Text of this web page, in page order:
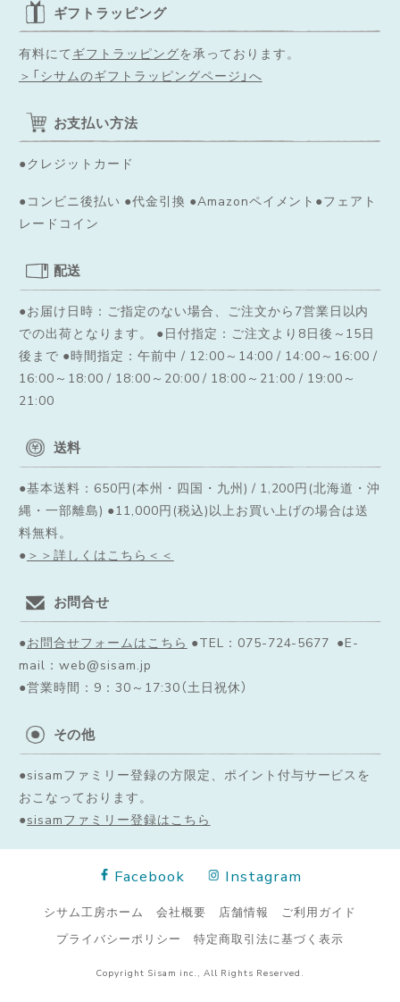
ギフトラッピング
有料にて ギフトラッピングを承っております。
＞「シサムのギフトラッピングページ」へ
お支払い方法
●クレジットカード
●コンビニ後払い ●代金引換 ●Amazonペイメント●フェアト
レードコイン
配送
●お届け日時：ご指定のない場合、ご注文から7営業日以内
での出荷となります。
●日付指定：ご注文より8日後～15日
後まで ●時間指定：午前中 / 12:00～14:00 / 14:00～16:00 /
16:00～18:00 / 18:00～20:00 / 18:00～21:00 / 19:00～
21:00
送料
●基本送料：650円(本州・四国・九州) / 1,200円(北海道・沖
縄・一部離島) ●11,000円(税込)以上お買い上げの場合は送
料無料。
● ＞＞詳しくはこちら＜＜
お問合せ
●お問合せフォームはこちら ●TEL：075-724-5677 ●E-
mail：web@sisam.jp
●営業時間：9：30～17:30（土日祝休）
その他
●sisamファミリー登録の方限定、ポイント付与サービスを
おこなっております。
●sisamファミリー登録はこちら
Facebook Instagram
シサム工房ホーム 会社概要 店舗情報
ご利用ガイド
プライバシーポリシー
特定商取引法に基づく表示
Copyright Sisam inc., All Rights Reserved.